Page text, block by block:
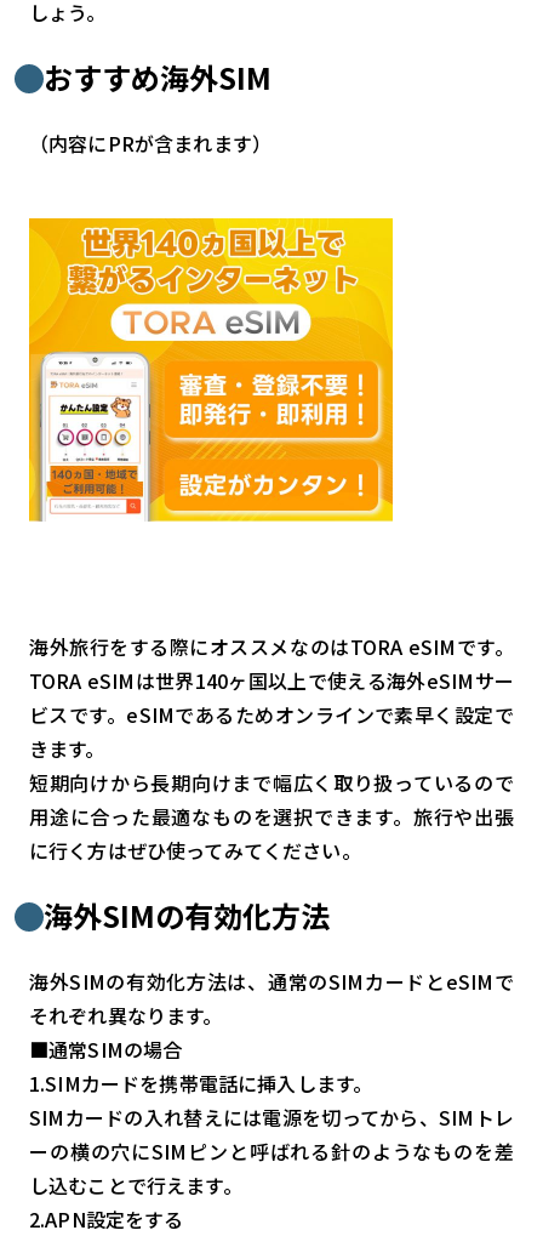
しょう。
おすすめ海外SIM
（内容にPRが含まれます）
海外旅行をする際にオススメなのはTORA eSIMです。
TORA eSIMは世界140ヶ国以上で使える海外eSIMサー
ビスです。eSIMであるためオンラインで素早く設定で
きます。
短期向けから長期向けまで幅広く取り扱っているので
用途に合った最適なものを選択できます。旅行や出張
に行く方はぜひ使ってみてください。
海外SIMの有効化方法
海外SIMの有効化方法は、通常のSIMカードとeSIMで
それぞれ異なります。
■通常SIMの場合
1.SIMカードを携帯電話に挿入します。
SIMカードの入れ替えには電源を切ってから、SIMトレ
ーの横の穴にSIMピンと呼ばれる針のようなものを差
し込むことで行えます。
2.APN設定をする